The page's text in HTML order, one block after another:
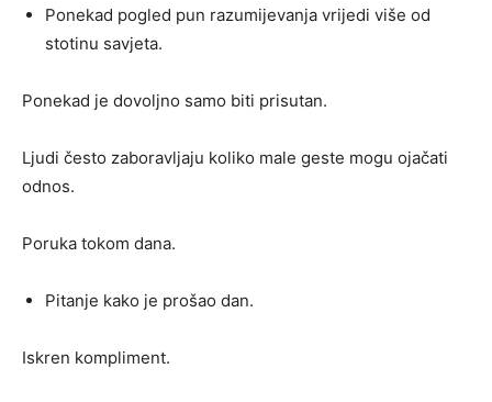
Ponekad pogled pun razumijevanja vrijedi više od
stotinu savjeta.
Ponekad je dovoljno samo biti prisutan.
Ljudi često zaboravljaju koliko male geste mogu ojačati
odnos.
Poruka tokom dana.
Pitanje kako je prošao dan.
Iskren kompliment.